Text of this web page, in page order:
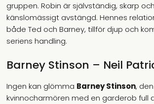
gruppen. Robin är självständig, skarp
känslomässigt avstängd. Hennes
både Ted och Barney, tillför djup och
seriens handling.
Barney Stinson – Neil
Ingen kan glömma Barney Stinson,
kvinnocharmören med en garderob full